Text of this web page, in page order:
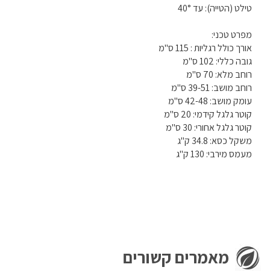
טילט (הטייה): עד 40°
מפרט טכני:
אורך כולל רגליות : 115 ס"מ
גובה כללי: 102 ס"מ
רוחב מלא: 70 ס"מ
רוחב מושב: 39-51 ס"מ
עומק מושב: 42-48 ס"מ
קוטר גלגל קידמי: 20 ס"מ
קוטר גלגל אחורי: 30 ס"מ
משקל כסא: 34.8 ק"ג
מעמס מירבי: 130 ק"ג
מאמרים קשורים